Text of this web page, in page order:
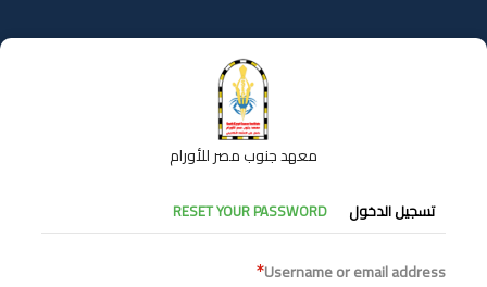
إلى
المحتوى
معهد جنوب مصر للأورام
التبويبات
الأساسية
تسجيل الدخول RESET YOUR PASSWORD
Username or email address